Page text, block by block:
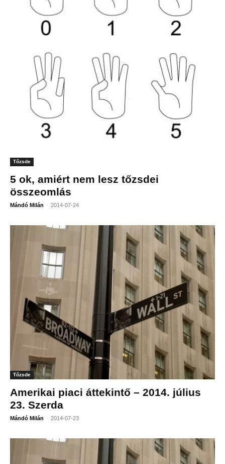
Tőzsde
5 ok, amiért nem lesz tőzsdei
összeomlás
Mándó Milán - 2014-07-24
Tőzsde
Amerikai piaci áttekintő – 2014. július
23. Szerda
Mándó Milán - 2014-07-23